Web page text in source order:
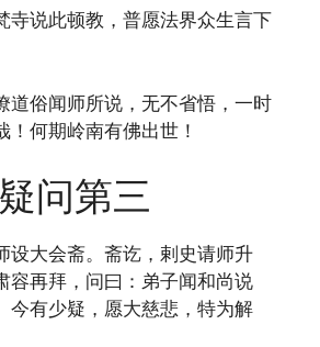
寺说此顿教，普愿法界众生言下
道俗闻师所说，无不省悟，一时
！何期岭南有佛出世！
疑问第三
设大会斋。斋讫，剌史请师升
容再拜，问曰：弟子闻和尚说
今有少疑，愿大慈悲，特为解